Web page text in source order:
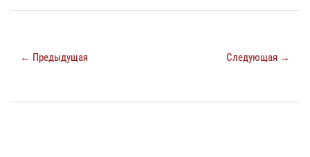
← Предыдущая Следующая →